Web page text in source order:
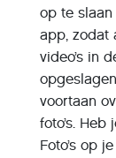
op te slaan
app, zodat
video’s in
voortaan
foto’s.
Foto’s op